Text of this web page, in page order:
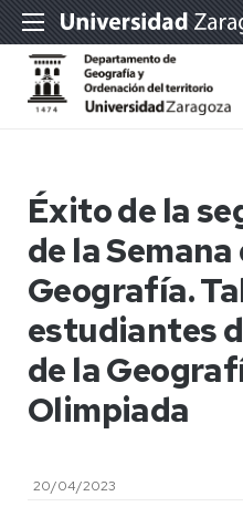
Éxito de la
de la Semana
Geografía.
estudiantes
de la
Olimpiada
20/04/2023